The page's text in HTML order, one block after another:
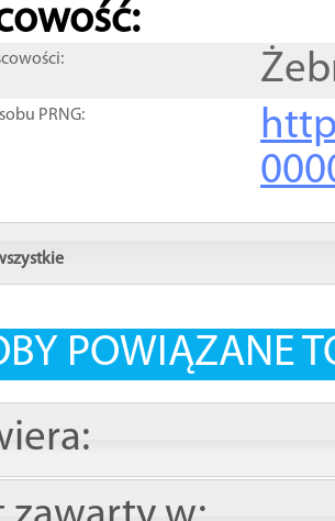
PRNG:
POWIĄZANE